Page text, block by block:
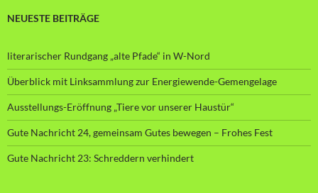
NEUESTE BEITRÄGE
literarischer Rundgang „alte Pfade“ in W-Nord
Überblick mit Linksammlung zur Energiewende-Gemengelage
Ausstellungs-Eröffnung „Tiere vor unserer Haustür“
Gute Nachricht 24, gemeinsam Gutes bewegen – Frohes Fest
Gute Nachricht 23: Schreddern verhindert